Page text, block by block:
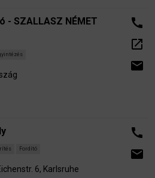
- SZALLASZ NÉMET
call
open_in_new
email
Fordító
6, Karlsruhe
call
email